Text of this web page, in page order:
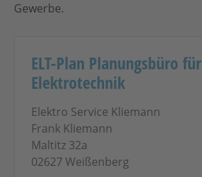
Gewerbe.
ELT-Plan Planungsbüro für
Elektrotechnik
Elektro Service Kliemann
Frank Kliemann
Maltitz 32a
02627 Weißenberg